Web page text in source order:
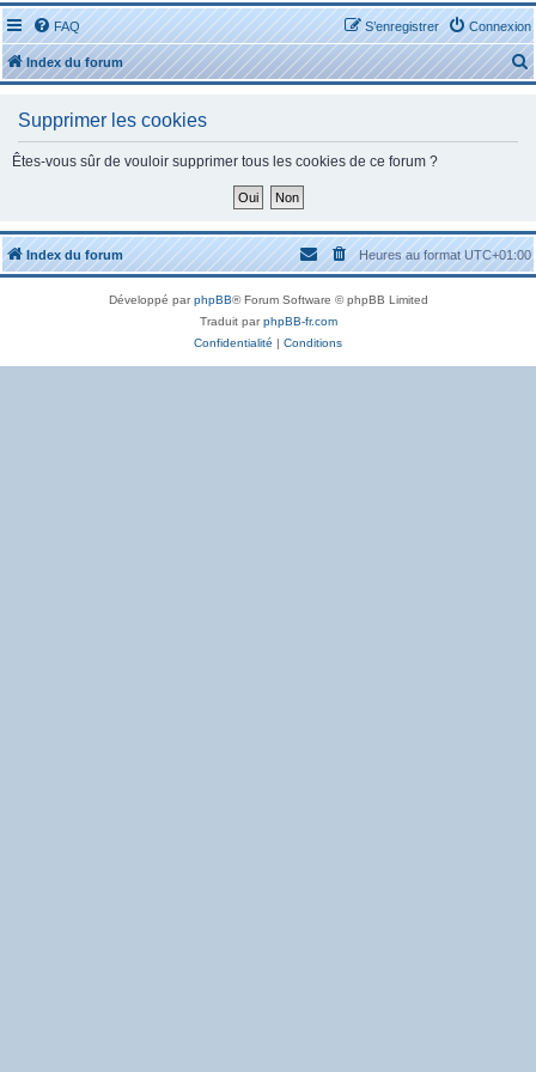
FAQ Connexion
S’enregistrer
Index du forum
e
c
h
Supprimer les cookies
Êtes-vous sûr de vouloir supprimer tous les cookies de ce forum ?
Index du forum Heures au formatUTC+01:00
Développé parphpBB® Forum Software © phpBB Limited
Traduit parphpBB-fr.com
Confidentialité | Conditions